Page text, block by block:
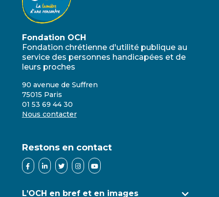
Fondation OCH
Fondation chrétienne d'utilité publique au
service des personnes handicapées et de
leurs proches
90 avenue de Suffren
75015 Paris
01 53 69 44 30
Nous contacter
Restons en contact
L’OCH en bref et en images